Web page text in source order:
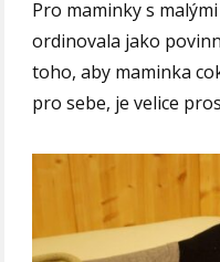
Pro maminky s
ordinovala jako
toho, aby maminka
pro sebe, je velice